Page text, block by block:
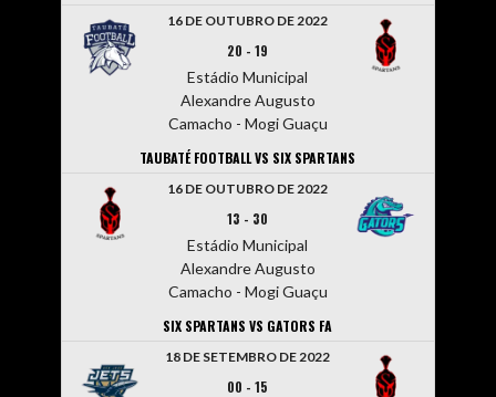
16 DE OUTUBRO DE 2022
20 -19
Estádio Municipal
Alexandre Augusto
Camacho - Mogi Guaçu
TAUBATÉ FOOTBALL VS SIX SPARTANS
16 DE OUTUBRO DE 2022
13 - 30
Estádio Municipal
Alexandre Augusto
Camacho - Mogi Guaçu
SIX SPARTANS VS GATORS FA
18 DE SETEMBRO DE 2022
00 -15